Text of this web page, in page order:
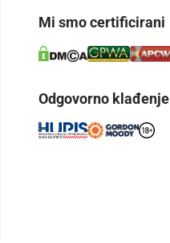
Mi smo certificirani
Odgovorno klađenje